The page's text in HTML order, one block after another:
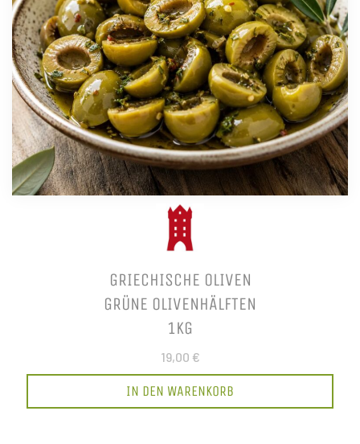
GRIECHISCHE OLIVEN
GRÜNE OLIVENHÄLFTEN
1KG
19,00 €
IN DEN WARENKORB